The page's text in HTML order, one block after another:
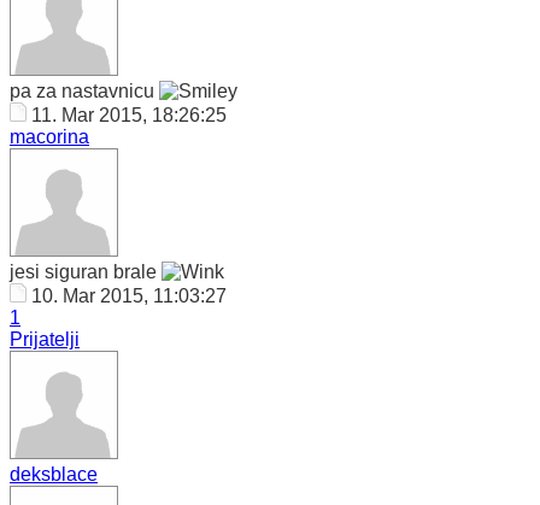
pa za nastavnicu
11. Mar 2015, 18:26:25
macorina
jesi siguran brale
10. Mar 2015, 11:03:27
1
Prijatelji
deksblace